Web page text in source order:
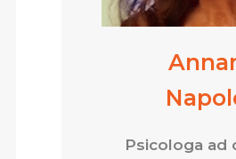
Psicologa ad